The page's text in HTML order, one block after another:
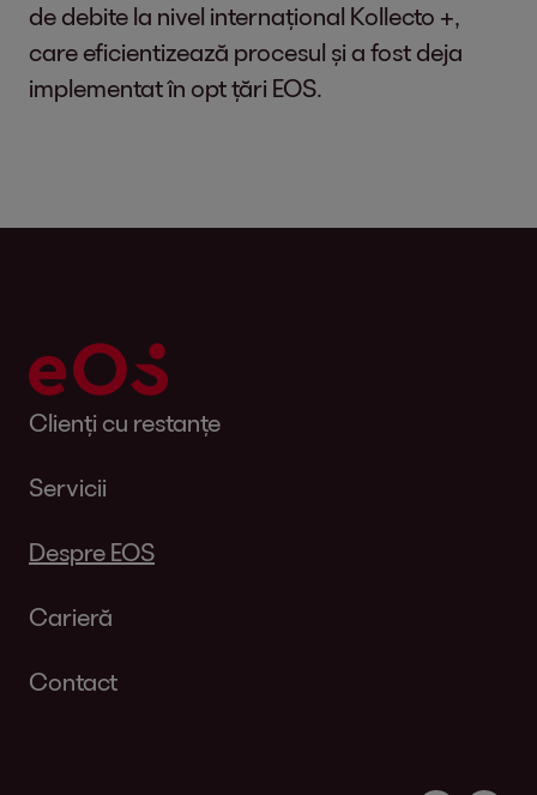
de debite la nivel internațional Kollecto +,
care eficientizează procesul și a fost deja
implementat în opt țări EOS.
Clienți cu restanțe
Servicii
Despre EOS
Carieră
Contact